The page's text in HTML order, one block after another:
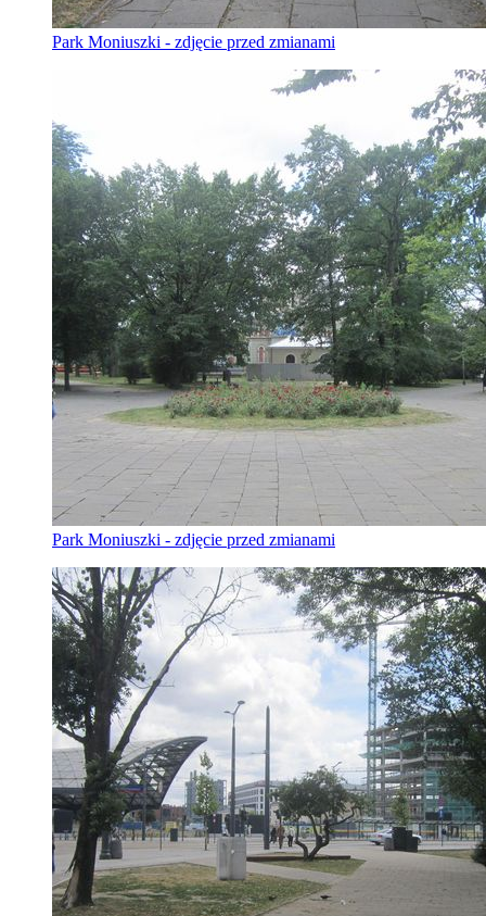
Park Moniuszki - zdjęcie przed zmianami
Park Moniuszki - zdjęcie przed zmianami